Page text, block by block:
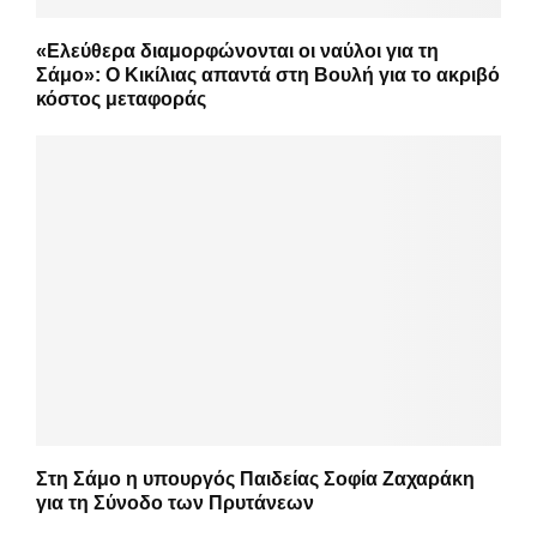
«Ελεύθερα διαμορφώνονται οι ναύλοι για τη
Σάμο»: Ο Κικίλιας απαντά στη Βουλή για το ακριβό
κόστος μεταφοράς
Στη Σάμο η υπουργός Παιδείας Σοφία Ζαχαράκη
για τη Σύνοδο των Πρυτάνεων